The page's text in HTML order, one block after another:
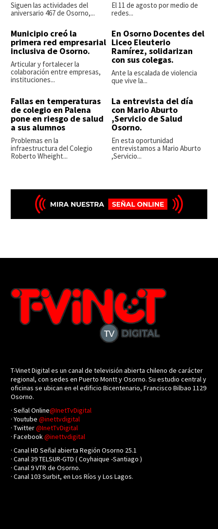
Siguen las actividades del
aniversario 467 de Osorno,...
El 11 de agosto por medio de
redes...
Municipio creó la
primera red empresarial
inclusiva de Osorno.
Articular y fortalecer la
colaboración entre empresas,
instituciones...
En Osorno Docentes del
Liceo Eleuterio
Ramírez, solidarizan
con sus colegas.
Ante la escalada de violencia
que vive la...
Fallas en temperaturas
de colegio en Palena
pone en riesgo de salud
a sus alumnos
Problemas en la
infraestructura del Colegio
Roberto Wheight...
La entrevista del día
con Mario Aburto
,Servicio de Salud
Osorno.
En esta oportunidad
entrevistamos a Mario Aburto
,Servicio...
T-Vinet Digital es un canal de televisión abierta chileno de carácter
regional, con sedes en Puerto Montt y Osorno. Su estudio central y
oficinas se ubican en el edificio Bicentenario, Francisco Bilbao 1129
Osorno.
· Señal Online@InetTvDigital
· Youtube@inettvdigital
· Twitter@InetTvDigital
· Facebook@inettvdigital
· Canal HD Señal abierta Región Osorno 25.1
· Canal 39 TELSUR-GTD ( Coyhaique -Santiago )
· Canal 9 VTR de Osorno.
· Canal 103 Surbit, en Los Ríos y Los Lagos.